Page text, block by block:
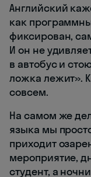
Английский
как
фиксирован,
И он не
в автобус и
ложка лежит».
совсем.
На самом же
языка мы
приходит
мероприятие,
студент, а